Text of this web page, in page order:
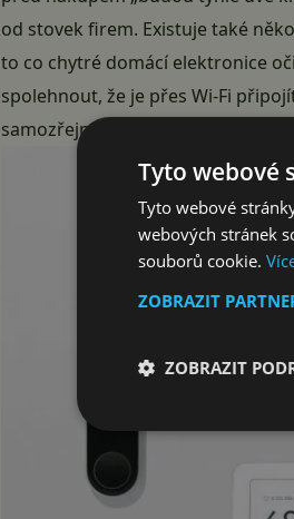
od stovek firem. Existuje také
to co chytré domácí elektronice
spolehnout, že je přes Wi-Fi
samozřejmé věci, že nás ani
Tyto webové
Tyto webové
webových stránek
souborů cookie.
ZOBRAZIT
ZOBRAZIT